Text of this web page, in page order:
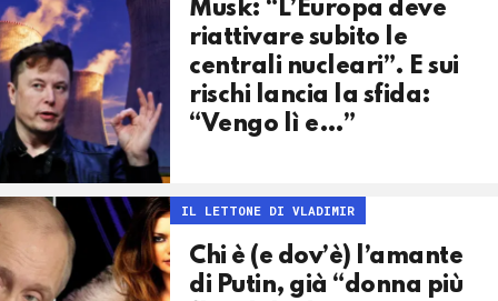
Musk: “L’Europa deve
riattivare subito le
centrali nucleari”. E sui
rischi lancia la sfida:
“Vengo lì e…”
IL LETTONE DI VLADIMIR
Chi è (e dov’è) l’amante
di Putin, già “donna più